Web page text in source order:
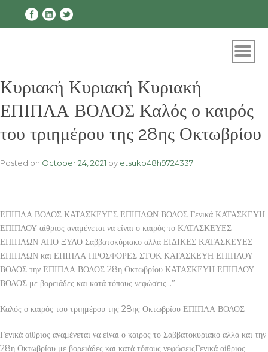
Κυριακή Κυριακή Κυριακή
ΕΠΙΠΛΑ ΒΟΛΟΣ Καλός ο καιρός
του τριημέρου της 28ης Οκτωβρίου
Posted on October 24, 2021 by etsuko48h9724337
ΕΠΙΠΛΑ ΒΟΛΟΣ ΚΑΤΑΣΚΕΥΕΣ ΕΠΙΠΛΩΝ ΒΟΛΟΣ Γενικά ΚΑΤΑΣΚΕΥΗ
ΕΠΙΠΛΟΥ αίθριος αναμένεται να είναι ο καιρός το ΚΑΤΑΣΚΕΥΕΣ
ΕΠΙΠΛΩΝ ΑΠΟ ΞΥΛΟ Σαββατοκύριακο αλλά ΕΙΔΙΚΕΣ ΚΑΤΑΣΚΕΥΕΣ
ΕΠΙΠΛΩΝ και ΕΠΙΠΛΑ ΠΡΟΣΦΟΡΕΣ ΣΤΟΚ ΚΑΤΑΣΚΕΥΗ ΕΠΙΠΛΟΥ
ΒΟΛΟΣ την ΕΠΙΠΛΑ ΒΟΛΟΣ 28η Οκτωβρίου ΚΑΤΑΣΚΕΥΗ ΕΠΙΠΛΟΥ
ΒΟΛΟΣ με βορειάδες και κατά τόπους νεφώσεις…”
Καλός ο καιρός του τριημέρου της 28ης Οκτωβρίου ΕΠΙΠΛΑ ΒΟΛΟΣ
Γενικά αίθριος αναμένεται να είναι ο καιρός το Σαββατοκύριακο αλλά και την
28η Οκτωβρίου με βορειάδες και κατά τόπους νεφώσειςΓενικά αίθριος